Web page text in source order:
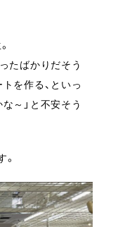
たばかりだそう
を作る、といっ
～」と不安そう